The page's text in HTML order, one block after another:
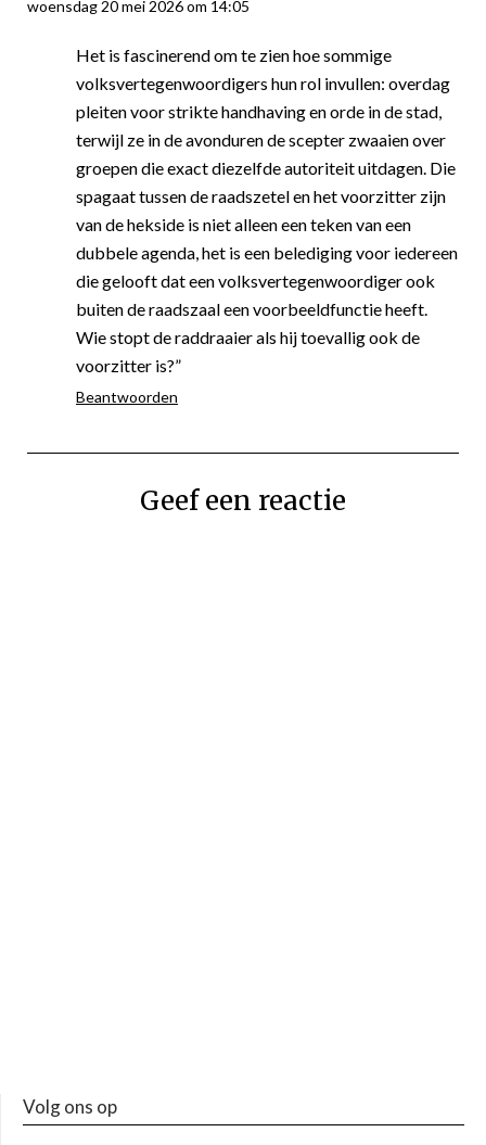
woensdag 20 mei 2026 om 14:05
Het is fascinerend om te zien hoe sommige
volksvertegenwoordigers hun rol invullen: overdag
pleiten voor strikte handhaving en orde in de stad,
terwijl ze in de avonduren de scepter zwaaien over
groepen die exact diezelfde autoriteit uitdagen. Die
spagaat tussen de raadszetel en het voorzitter zijn
van de hekside is niet alleen een teken van een
dubbele agenda, het is een belediging voor iedereen
die gelooft dat een volksvertegenwoordiger ook
buiten de raadszaal een voorbeeldfunctie heeft.
Wie stopt de raddraaier als hij toevallig ook de
voorzitter is?”
Beantwoorden
Geef een reactie
Volg ons op